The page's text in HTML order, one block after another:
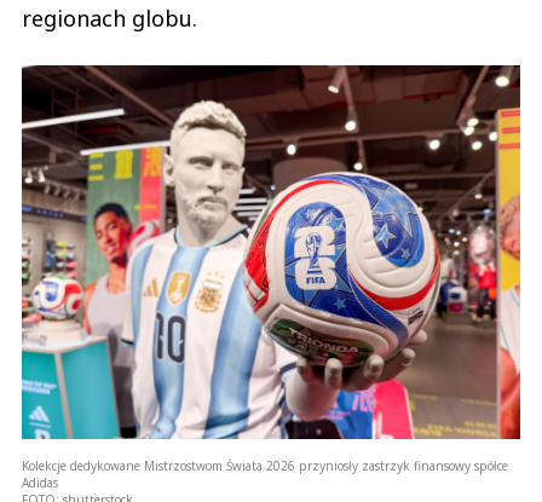
regionach globu.
Kolekcje dedykowane Mistrzostwom Świata 2026 przyniosły zastrzyk finansowy spółce
Adidas